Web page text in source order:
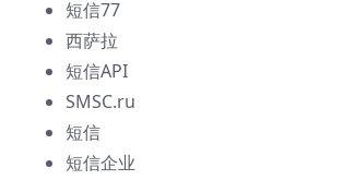
短信77
西萨拉
短信API
SMSC.ru
短信
短信企业